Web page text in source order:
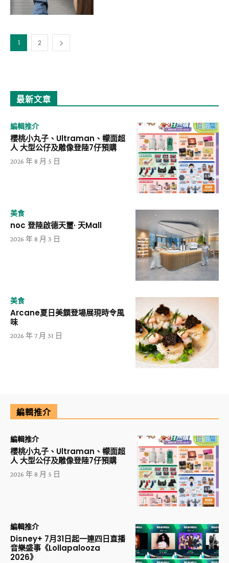
1 2
最新文章
編輯推介
櫻桃小丸子、Ultraman、幪面超
人 大型公仔及雕像登陸7仔預購
2026 年 8 月 5 日
美食
noc 登陸啟德天璽· 天Mall
2026 年 8 月 3 日
美食
Arcane夏日美饌登場展現時令風
味
2026 年 7 月 31 日
編輯推介
編輯推介
櫻桃小丸子、Ultraman、幪面超
人 大型公仔及雕像登陸7仔預購
2026 年 8 月 5 日
編輯推介
Disney+ 7月31日起一連四日直播
音樂盛事《Lollapalooza
2026》